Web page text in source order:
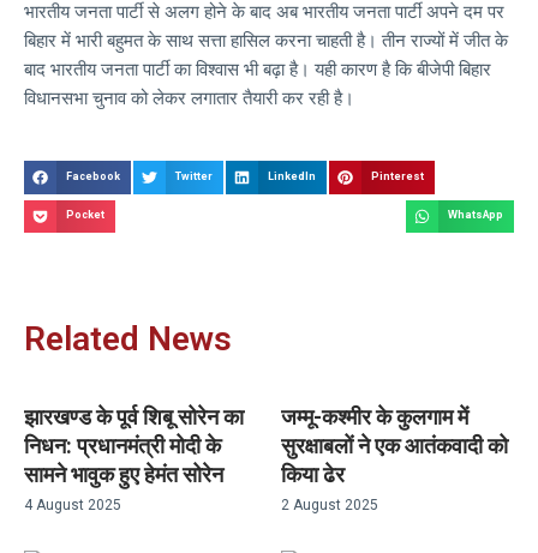
भारतीय जनता पार्टी से अलग होने के बाद अब भारतीय जनता पार्टी अपने दम पर
बिहार में भारी बहुमत के साथ सत्ता हासिल करना चाहती है। तीन राज्यों में जीत के
बाद भारतीय जनता पार्टी का विश्वास भी बढ़ा है। यही कारण है कि बीजेपी बिहार
विधानसभा चुनाव को लेकर लगातार तैयारी कर रही है।
Facebook Twitter LinkedIn Pinterest
Pocket WhatsApp
Related News
झारखण्ड के पूर्व शिबू सोरेन का
निधन: प्रधानमंत्री मोदी के
सामने भावुक हुए हेमंत सोरेन
4 August 2025
जम्मू-कश्मीर के कुलगाम में
सुरक्षाबलों ने एक आतंकवादी को
किया ढेर
2 August 2025